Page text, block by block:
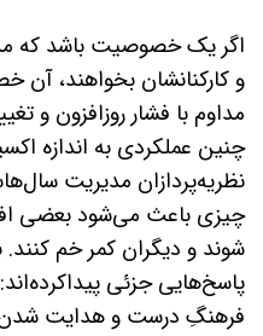
اگر یک خصوصیت باشد که
و کارکنانشان بخواهند،
مداوم با فشار روزافزون و
چنین عملکردی به اندازه
نظریه‌پردازان مدیریت
چیزی باعث می‌شود بعضی
شوند و دیگران کمر خم کنند.
پاسخ‌هایی جزئی
فرهنگِ درست و هدایت شدن